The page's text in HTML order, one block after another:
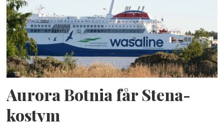
Aurora Botnia får Stena-
kostym